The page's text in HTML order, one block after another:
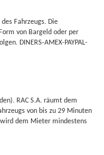
Fahrzeugs. Die
von Bargeld oder per
DINERS-AMEX-PAYPAL-
RAC S.A. räumt dem
von bis zu 29 Minuten
dem Mieter mindestens